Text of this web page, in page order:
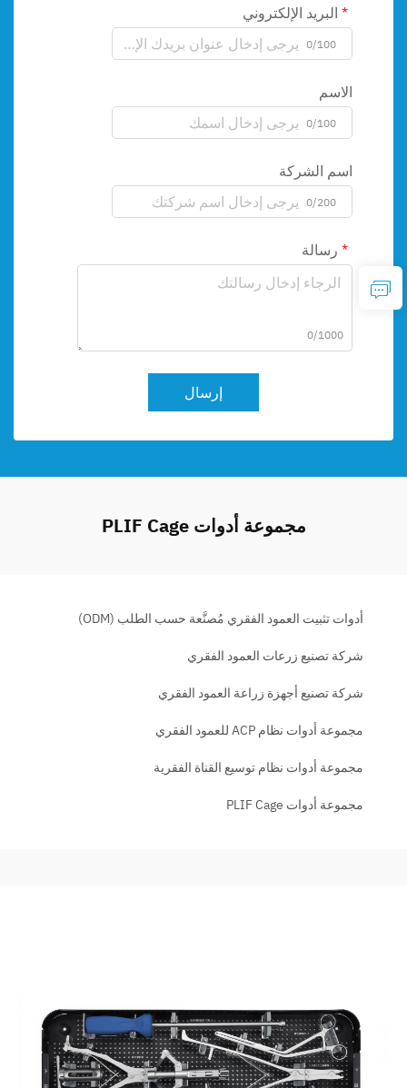
البريد الإلكتروني
0/100
الاسم
0/100
اسم الشركة
0/200
رسالة
0/1000
إرسال
مجموعة أدوات PLIF Cage
أدوات تثبيت العمود الفقري مُصنَّعة حسب الطلب (ODM)
شركة تصنيع زرعات العمود الفقري
شركة تصنيع أجهزة زراعة العمود الفقري
مجموعة أدوات نظام ACP للعمود الفقري
مجموعة أدوات نظام توسيع القناة الفقرية
مجموعة أدوات PLIF Cage